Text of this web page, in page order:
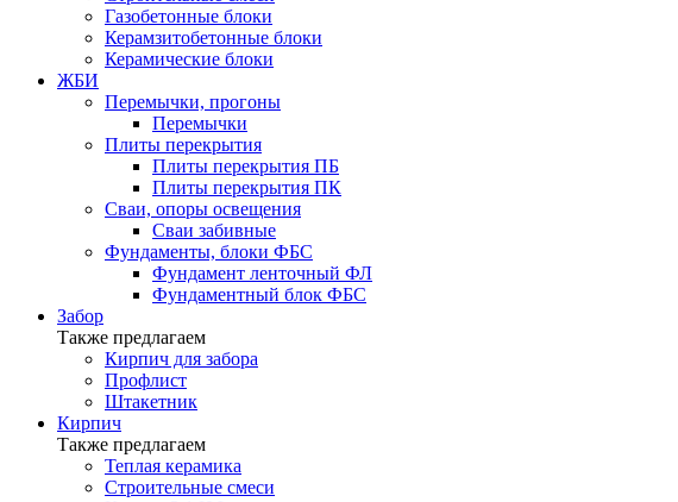
Газобетонные блоки
Керамзитобетонные блоки
Керамические блоки
ЖБИ
Перемычки, прогоны
Перемычки
Плиты перекрытия
Плиты перекрытия ПБ
Плиты перекрытия ПК
Сваи, опоры освещения
Сваи забивные
Фундаменты, блоки ФБС
Фундамент ленточный ФЛ
Фундаментный блок ФБС
Забор
Также предлагаем
Кирпич для забора
Профлист
Штакетник
Кирпич
Также предлагаем
Теплая керамика
Строительные смеси